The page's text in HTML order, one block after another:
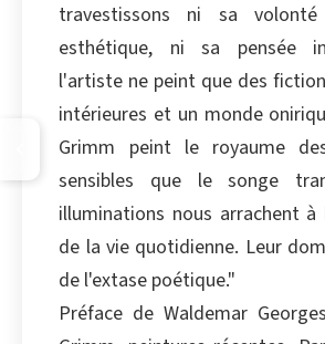
travestissons ni sa volonté
esthétique, ni sa pensée
l'artiste ne peint que des
intérieures et un monde
Grimm peint le royaume
sensibles que le songe
illuminations nous arrachent
de la vie quotidienne. Leur
de l'extase poétique."
Préface de Waldemar